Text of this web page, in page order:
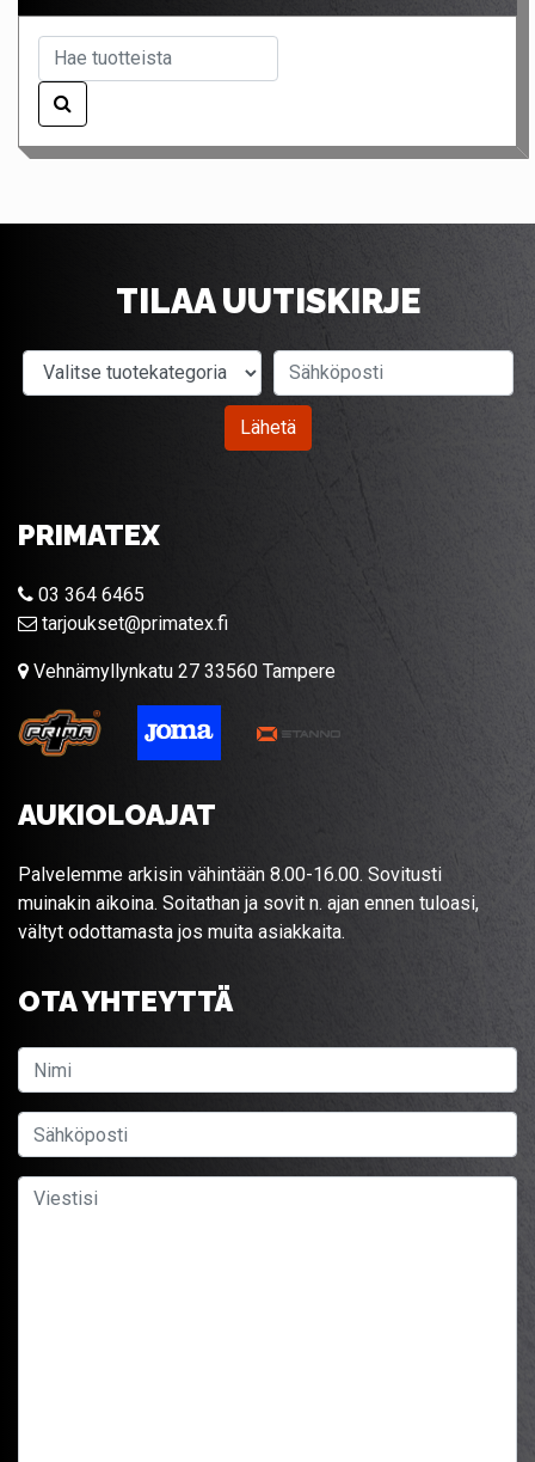
TILAA UUTISKIRJE
Valitse tuotekategoria
Lähetä
PRIMATEX
03 364 6465
tarjoukset@primatex.fi
Vehnämyllynkatu 27 33560 Tampere
AUKIOLOAJAT
Palvelemme arkisin vähintään 8.00-16.00. Sovitusti
muinakin aikoina. Soitathan ja sovit n. ajan ennen tuloasi,
vältyt odottamasta jos muita asiakkaita.
OTA YHTEYTTÄ